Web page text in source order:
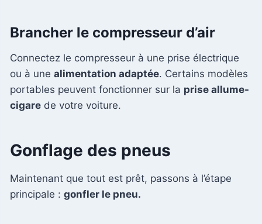
Brancher le compresseur d’air
Connectez le compresseur à une prise électrique
ou à une alimentation adaptée. Certains modèles
portables peuvent fonctionner sur la prise allume-
cigare de votre voiture.
Gonflage des pneus
Maintenant que tout est prêt, passons à l’étape
principale : gonfler le pneu.